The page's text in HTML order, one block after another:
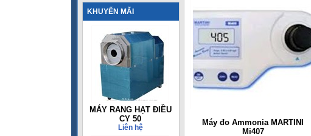
KHUYẾN MÃI
MÁY RANG HẠT ĐIỀU
CY 50
Liên hệ
Máy đo Ammonia MARTINI
Mi407